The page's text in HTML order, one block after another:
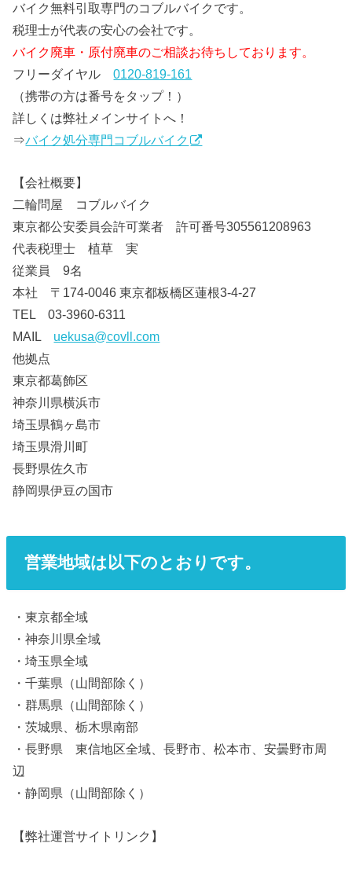
バイク無料引取専門のコブルバイクです。
税理士が代表の安心の会社です。
バイク廃車・原付廃車のご相談お待ちしております。
フリーダイヤル0120-819-161
（携帯の方は番号をタップ！）
詳しくは弊社メインサイトへ！
⇒バイク処分専門コブルバイク
【会社概要】
二輪問屋 コブルバイク
東京都公安委員会許可業者 許可番号305561208963
代表税理士 植草 実
従業員 9名
本社 〒174-0046 東京都板橋区蓮根3-4-27
TEL 03-3960-6311
MAIL uekusa@covll.com
他拠点
東京都葛飾区
神奈川県横浜市
埼玉県鶴ヶ島市
埼玉県滑川町
長野県佐久市
静岡県伊豆の国市
営業地域は以下のとおりです。
・東京都全域
・神奈川県全域
・埼玉県全域
・千葉県（山間部除く）
・群馬県（山間部除く）
・茨城県、栃木県南部
・長野県 東信地区全域、長野市、松本市、安曇野市周
辺
・静岡県（山間部除く）
【弊社運営サイトリンク】